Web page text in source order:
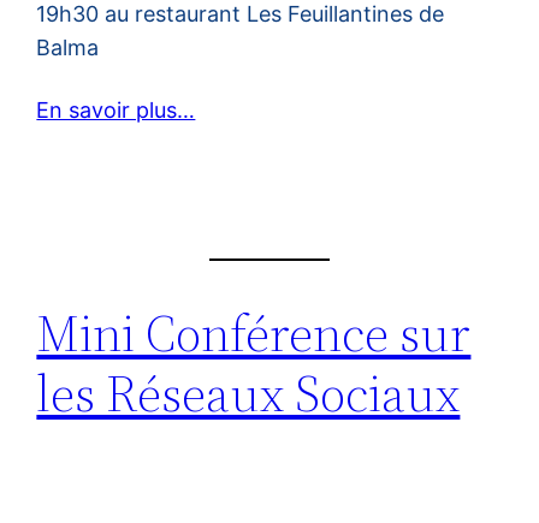
19h30 au restaurant Les Feuillantines de
Balma
En savoir plus…
Mini Conférence sur
les Réseaux Sociaux